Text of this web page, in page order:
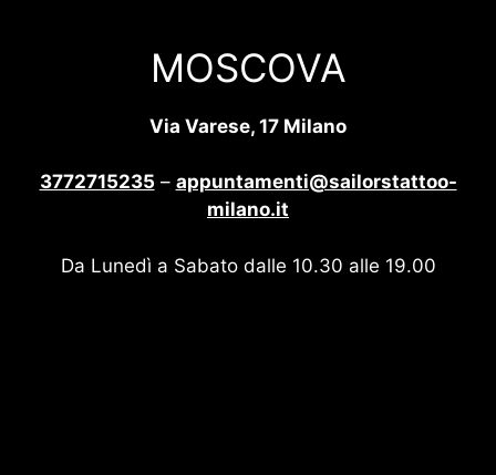
MOSCOVA
Via Varese, 17 Milano
3772715235 – appuntamenti@sailorstattoo-
milano.it
Da Lunedì a Sabato dalle 10.30 alle 19.00